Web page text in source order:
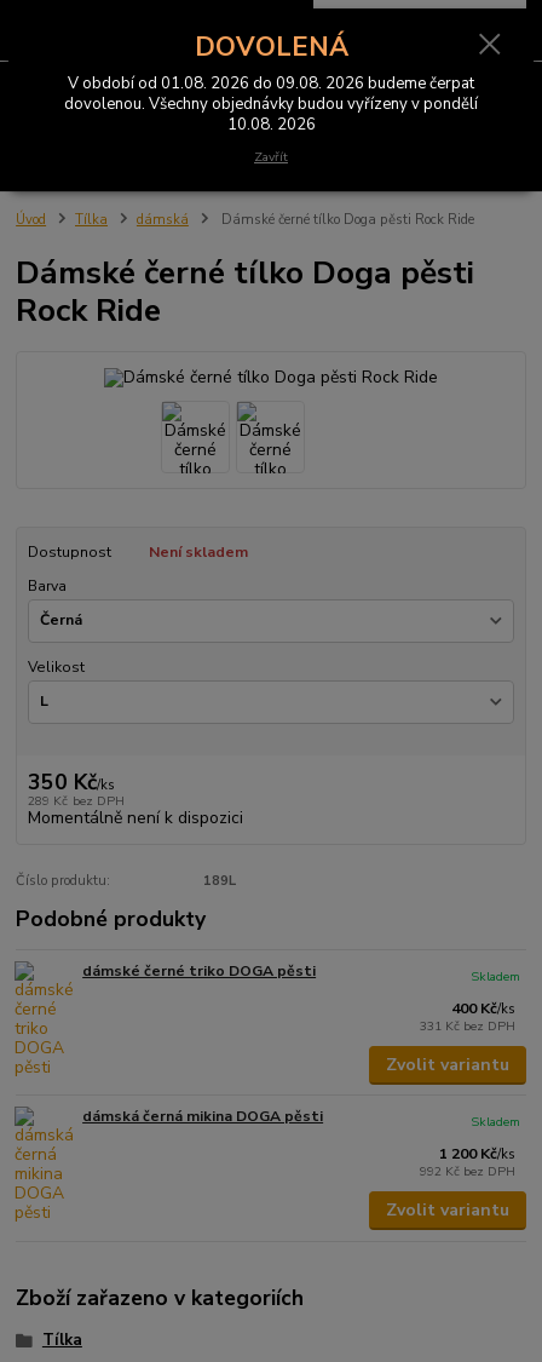
Menu
0 Kč
Úvod Tílka dámská Dámské černé tílko Doga pěsti Rock Ride
Dámské černé tílko Doga pěsti
Rock Ride
Dostupnost
Není skladem
Barva
Velikost
350 Kč/ks
289 Kč bez DPH
Momentálně není k dispozici
Číslo produktu: 189L
Podobné produkty
dámské černé triko DOGA pěsti
400 Kč/ks
331 Kč bez DPH
Skladem
Zvolit variantu
dámská černá mikina DOGA pěsti
1 200 Kč/ks
992 Kč bez DPH
Skladem
Zvolit variantu
Zboží zařazeno v kategoriích
Tílka
DOVOLENÁ
V období od 01.08. 2026 do 09.08. 2026 budeme čerpat
dovolenou. Všechny objednávky budou vyřízeny v pondělí
10.08. 2026
Zavřít